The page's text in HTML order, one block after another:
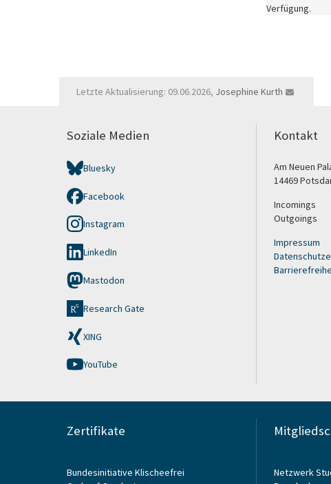
Verfügung.
Letzte Aktualisierung: 09.06.2026, Josephine Kurth
Soziale Medien
Bluesky
Facebook
Instagram
LinkedIn
Mastodon
Research Gate
XING
YouTube
Kontakt
Am Neuen
14469
Incomings
Outgoings
Impressum
Zertifikate
Bundesinitiative Klischeefrei
Netzwerk